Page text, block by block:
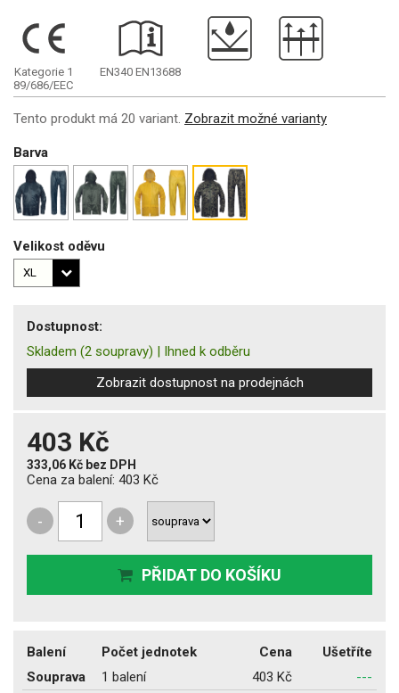
Kategorie 1
89/686/EEC
EN340 EN13688
Tento produkt má 20 variant. Zobrazit možné varianty
Barva
Velikost oděvu
Dostupnost:
Skladem (2 soupravy) | Ihned k odběru
Zobrazit dostupnost na prodejnách
403 Kč
333,06 Kč bez DPH
Cena za balení: 403 Kč
- +
PŘIDAT DO KOŠÍKU
Balení Počet jednotek Cena
Ušetříte
Souprava
1 balení 403 Kč
---